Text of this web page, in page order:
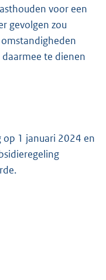
voor een
gevolgen zou
te dienen
1 januari 2024 en